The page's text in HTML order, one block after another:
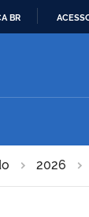
BR
2026